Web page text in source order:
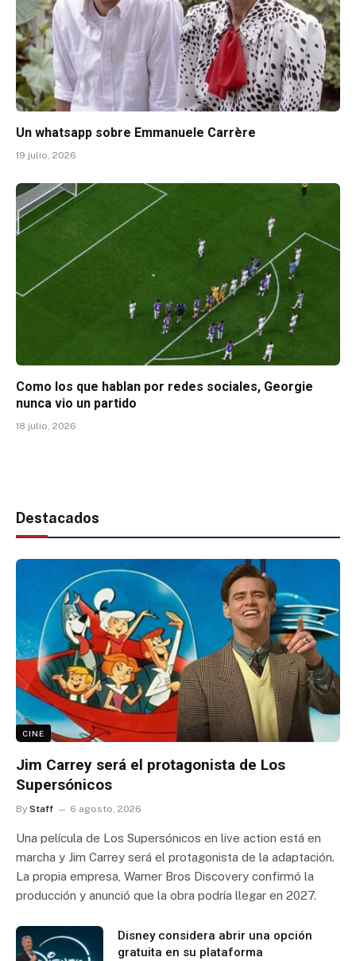
Un whatsapp sobre Emmanuele Carrère
19 julio, 2026
Como los que hablan por redes sociales, Georgie
nunca vio un partido
18 julio, 2026
Destacados
CINE
Jim Carrey será el protagonista de Los
Supersónicos
By Staff 6 agosto, 2026
Una película de Los Supersónicos en live action está en
marcha y Jim Carrey será el protagonista de la adaptación.
La propia empresa, Warner Bros Discovery confirmó la
producción y anunció que la obra podría llegar en 2027.
Disney considera abrir una opción
gratuita en su plataforma